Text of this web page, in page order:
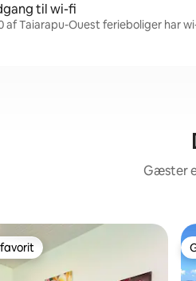
til wi-fi
af Taiarapu-Ouest ferieboliger har
Gæster